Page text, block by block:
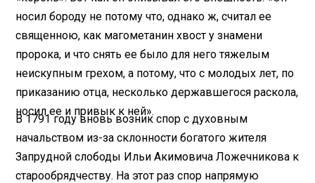
носил бороду не потому что, однако ж, считал ее
священною, как магометанин хвост у знамени
пророка, и что снять ее было для него тяжелым
неискупным грехом, а потому, что с молодых лет, по
приказанию отца, несколько державшегося раскола,
носил ее и привык к ней».
В 1791 году вновь возник спор с духовным
начальством из-за склонности богатого жителя
Запрудной слободы Ильи Акимовича Ложечникова к
старообрядчеству. На этот раз спор напрямую